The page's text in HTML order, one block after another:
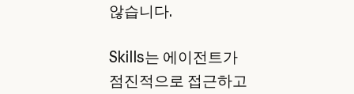
않습니다.
Skills는 에이전트가
점진적으로 접근하고